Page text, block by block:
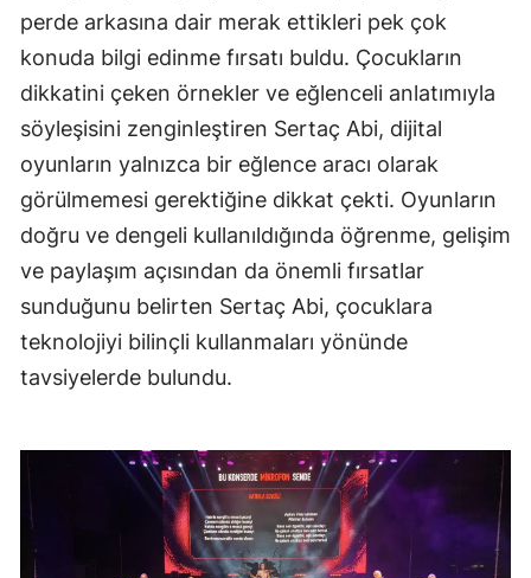
perde arkasına dair merak ettikleri pek çok
konuda bilgi edinme fırsatı buldu. Çocukların
dikkatini çeken örnekler ve eğlenceli anlatımıyla
söyleşisini zenginleştiren Sertaç Abi, dijital
oyunların yalnızca bir eğlence aracı olarak
görülmemesi gerektiğine dikkat çekti. Oyunların
doğru ve dengeli kullanıldığında öğrenme, gelişim
ve paylaşım açısından da önemli fırsatlar
sunduğunu belirten Sertaç Abi, çocuklara
teknolojiyi bilinçli kullanmaları yönünde
tavsiyelerde bulundu.